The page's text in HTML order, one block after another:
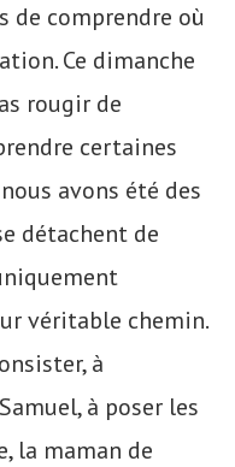
de comprendre où
Ce dimanche
rougir de
certaines
avons été des
détachent de
véritable chemin.
à
à poser les
la maman de